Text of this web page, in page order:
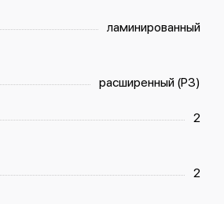
ламинированный
расширенный (P3)
2
2